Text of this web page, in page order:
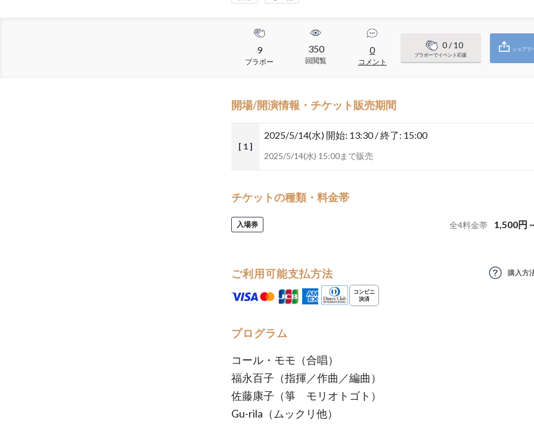
9
ブラボー
350
回閲覧
0
コメント
0/ 10
ブラボーでイベント応援
シェアで
開場/開演情報・チケット販売期間
[ 1 ]
2025/5/14(水) 開始: 13:30 / 終了: 15:00
2025/5/14(水) 15:00まで販売
チケットの種類・料金帯
入場券 全4料金帯 1,500円 ~
ご利用可能支払方法 購入方
プログラム
コール・モモ（合唱）
福永百子（指揮／作曲／編曲）
佐藤康子（箏 モリオトゴト）
Gu-rila（ムックリ他）